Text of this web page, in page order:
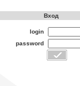
Вход
login
password